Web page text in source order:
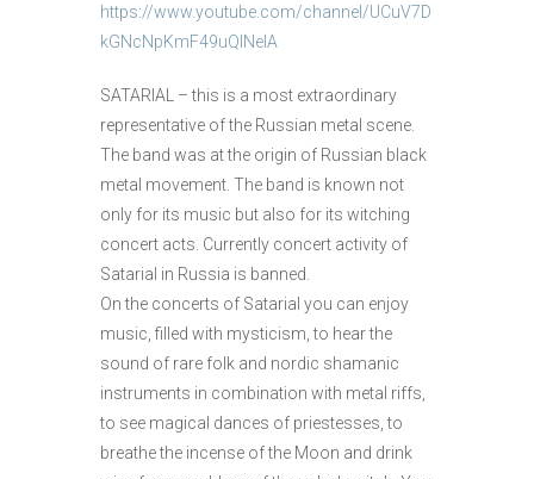
https://www.youtube.com/channel/UCuV7D
kGNcNpKmF49uQINeIA
SATARIAL – this is a most extraordinary
representative of the Russian metal scene.
The band was at the origin of Russian black
metal movement. The band is known not
only for its music but also for its witching
concert acts. Currently concert activity of
Satarial in Russia is banned.
On the concerts of Satarial you can enjoy
music, filled with mysticism, to hear the
sound of rare folk and nordic shamanic
instruments in combination with metal riffs,
to see magical dances of priestesses, to
breathe the incense of the Moon and drink